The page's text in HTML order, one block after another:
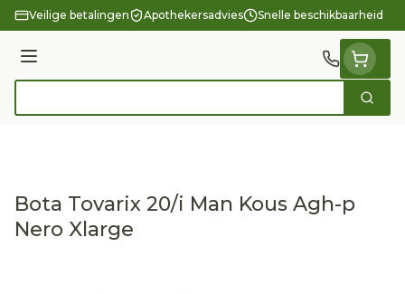
Ga naar de inhoud
Veilige betalingen Apothekersadvies Snelle beschikbaarheid
Menu
Zoek
Bota Tovarix 20/i Man Kous Agh-p
Nero Xlarge